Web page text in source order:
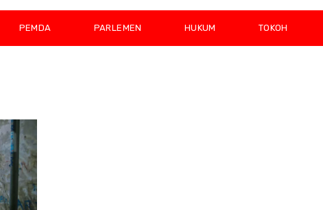
PEMDA PARLEMEN HUKUM TOKOH